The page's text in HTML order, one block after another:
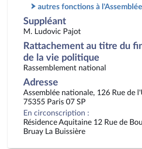
autres fonctions à
Suppléant
M. Ludovic Pajot
Rattachement au titre du
de la vie politique
Rassemblement national
Adresse
Assemblée nationale, 126 Rue de
75355 Paris 07 SP
En circonscription :
Résidence Aquitaine 12 Rue de
Bruay La Buissière